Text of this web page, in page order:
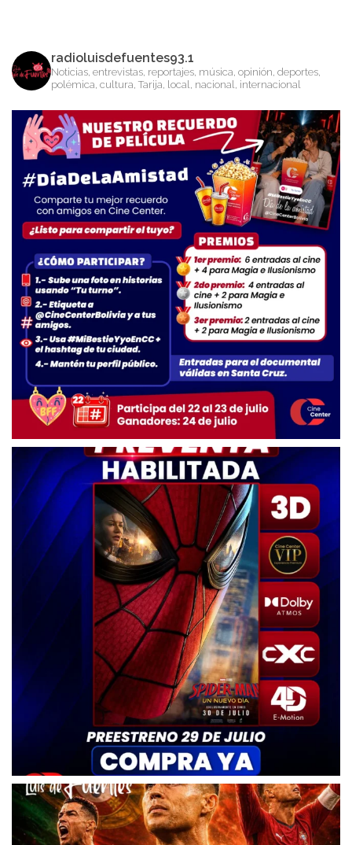
radioluisdefuentes93.1
Noticias, entrevistas, reportajes, música, opinión, deportes,
polémica, cultura, Tarija, local, nacional, internacional